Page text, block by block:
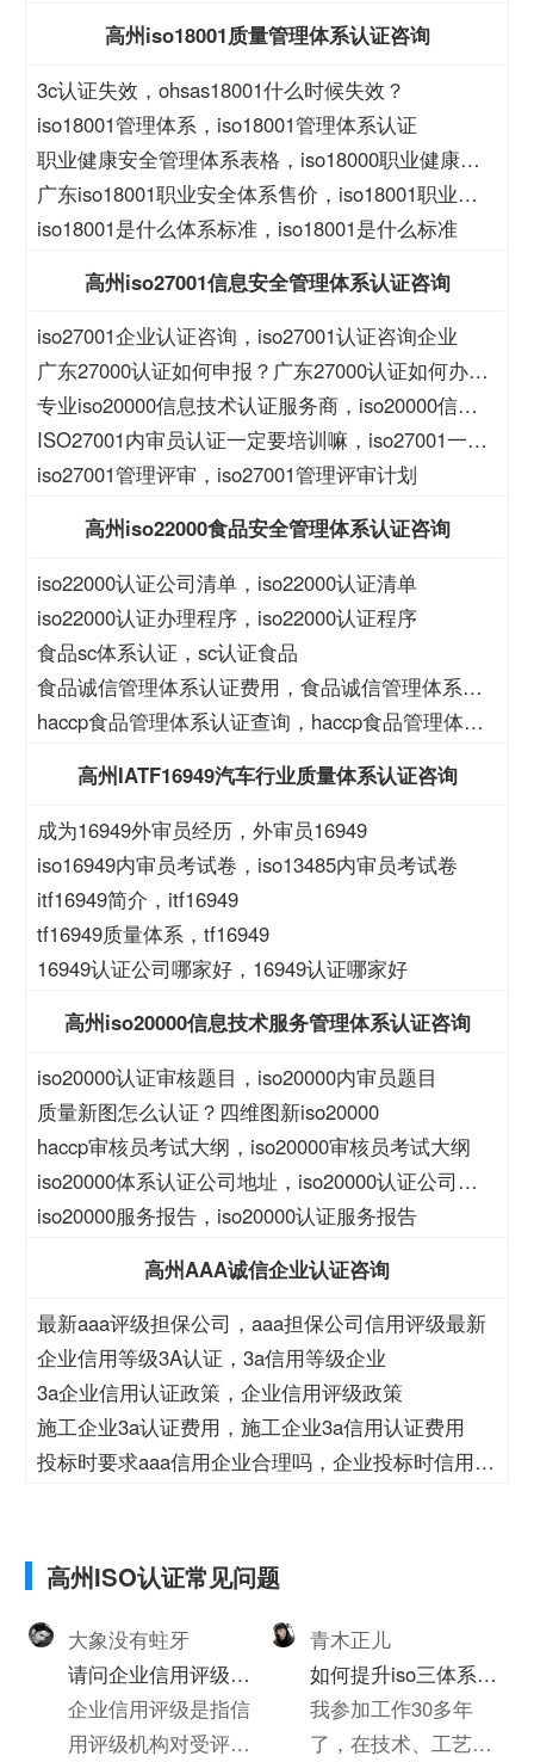
高州iso18001质量管理体系认证咨询
3c认证失效，ohsas18001什么时候失效？
iso18001管理体系，iso18001管理体系认证
职业健康安全管理体系表格，iso18000职业健康安
全管理体系表格
广东iso18001职业安全体系售价，iso18001职业安
全体系售价
iso18001是什么体系标准，iso18001是什么标准
高州iso27001信息安全管理体系认证咨询
iso27001企业认证咨询，iso27001认证咨询企业
广东27000认证如何申报？广东27000认证如何办
理？
专业iso20000信息技术认证服务商，iso20000信息
技术认证服务商
ISO27001内审员认证一定要培训嘛，iso27001一定
要培训么？
iso27001管理评审，iso27001管理评审计划
高州iso22000食品安全管理体系认证咨询
iso22000认证公司清单，iso22000认证清单
iso22000认证办理程序，iso22000认证程序
食品sc体系认证，sc认证食品
食品诚信管理体系认证费用，食品诚信管理体系认
证大概费用
haccp食品管理体系认证查询，haccp食品管理体系
高州IATF16949汽车行业质量体系认证咨询
成为16949外审员经历，外审员16949
iso16949内审员考试卷，iso13485内审员考试卷
itf16949简介，itf16949
tf16949质量体系，tf16949
16949认证公司哪家好，16949认证哪家好
高州iso20000信息技术服务管理体系认证咨询
iso20000认证审核题目，iso20000内审员题目
质量新图怎么认证？四维图新iso20000
haccp审核员考试大纲，iso20000审核员考试大纲
iso20000体系认证公司地址，iso20000认证公司地
址
iso20000服务报告，iso20000认证服务报告
高州AAA诚信企业认证咨询
最新aaa评级担保公司，aaa担保公司信用评级最新
企业信用等级3A认证，3a信用等级企业
3a企业信用认证政策，企业信用评级政策
施工企业3a认证费用，施工企业3a信用认证费用
投标时要求aaa信用企业合理吗，企业投标时信用等
高州ISO认证常见问题
大象没有蛀牙
请问企业信用评级的
标准是什么呢
企业信用评级是指信
用评级机构对受评企
青木正儿
如何提升iso三体系认
证质量(个人对质量的
心得体会300字)
我参加工作30多年
了，在技术、工艺、